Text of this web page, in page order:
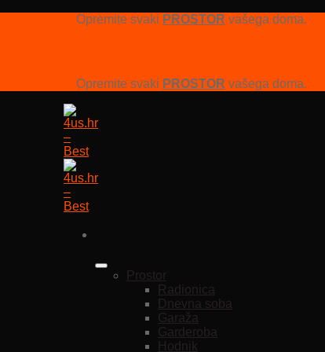
Opremite svaki PROSTOR vašega doma.
Opremite svaki PROSTOR vašega doma.
Prostor
Radionica
Dnevna soba
Garaža
Garderoba
Hodnik